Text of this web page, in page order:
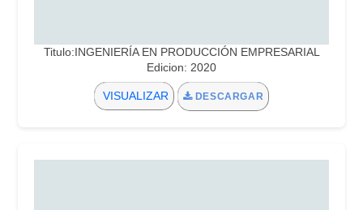
Titulo:INGENIERÍA EN PRODUCCIÓN EMPRESARIAL
Edicion: 2020
VISUALIZAR DESCARGAR